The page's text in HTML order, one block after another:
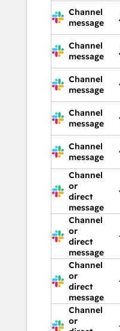
Channel
message
Channel
message
Channel
message
Channel
message
Channel
message
Channel
or
direct
message
Channel
or
direct
message
Channel
or
direct
message
Channel
or